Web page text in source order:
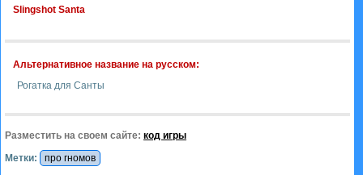
Slingshot Santa
Альтернативное название на русском:
Рогатка для Санты
Разместить на своем сайте: код игры
Метки:
про гномов